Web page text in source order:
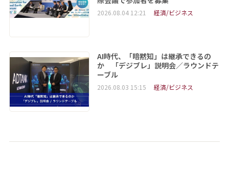
2026.08.04 12:21 経済/ビジネス
AI時代、「暗黙知」は継承できるの
か 「デジブレ」説明会／ラウンドテ
ーブル
2026.08.03 15:15 経済/ビジネス